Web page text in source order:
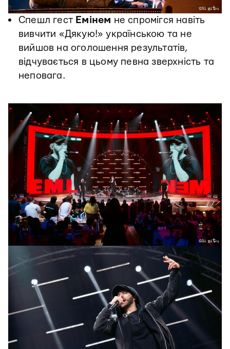
Спешл гест Емінем не спромігся навіть
вивчити «Дякую!» українською та не
вийшов на оголошення результатів,
відчувається в цьому певна зверхність та
неповага.